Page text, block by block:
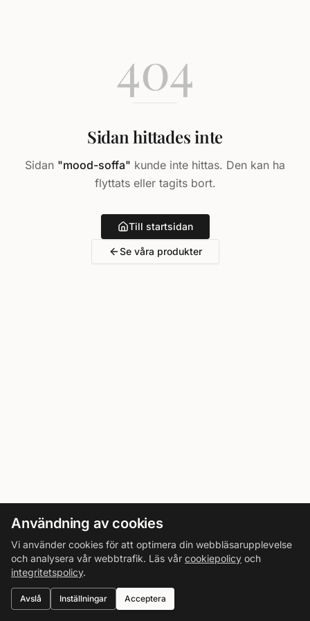
404
Sidan hittades inte
Sidan "mood-soffa" kunde inte hittas. Den kan ha
flyttats eller tagits bort.
Till startsidan
Se våra produkter
Användning av cookies
Vi använder cookies för att optimera din webbläsarupplevelse
och analysera vår webbtrafik. Läs vår cookiepolicy och
integritetspolicy.
Avslå Inställningar Acceptera